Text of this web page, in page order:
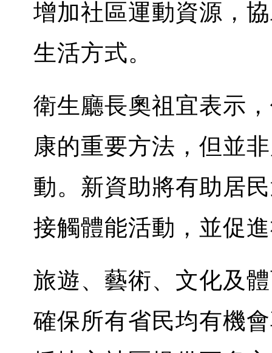
增加社區運動資源，
生活方式。
衛生廳長奧祖宜表示
康的重要方法，但並
動。新資助將有助居
接觸體能活動，並促
旅遊、藝術、文化及
確保所有省民均有機